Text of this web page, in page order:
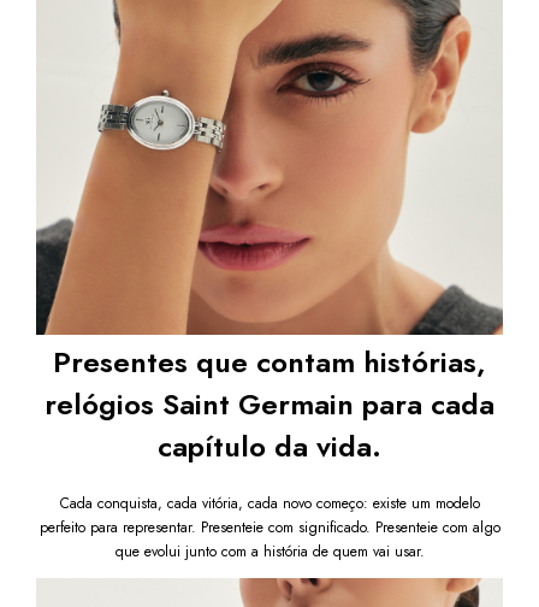
Presentes que contam histórias,
relógios Saint Germain para cada
capítulo da vida.
Cada conquista, cada vitória, cada novo começo: existe um modelo
perfeito para representar. Presenteie com significado. Presenteie com algo
que evolui junto com a história de quem vai usar.